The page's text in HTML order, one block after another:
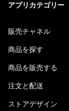
アプリカテゴリー
販売チャネル
商品を探す
商品を販売する
注文と配送
ストアデザイン